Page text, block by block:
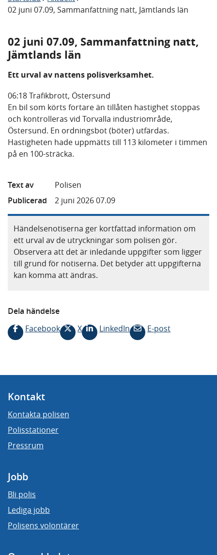
02 juni 07.09, Sammanfattning natt, Jämtlands län
02 juni 07.09, Sammanfattning natt,
Jämtlands län
Ett urval av nattens polisverksamhet.
06:18 Trafikbrott, Östersund
En bil som körts fortare än tillåten hastighet stoppas
och kontrolleras vid Torvalla industriområde,
Östersund. En ordningsbot (böter) utfärdas.
Hastigheten hade uppmätts till 113 kilometer i timmen
på en 100-sträcka.
Text av
Polisen
Publicerad
2 juni 2026 07.09
Händelsenotiserna ger kortfattad information om
ett urval av de utryckningar som polisen gör.
Observera att det är inledande uppgifter som ligger
till grund för notiserna. Det betyder att uppgifterna
kan komma att ändras.
Dela händelse
Facebook
X LinkedIn E-post
Kontakt
Kontakta polisen
Polisstationer
Pressrum
Jobb
Bli polis
Lediga jobb
Polisens volontärer